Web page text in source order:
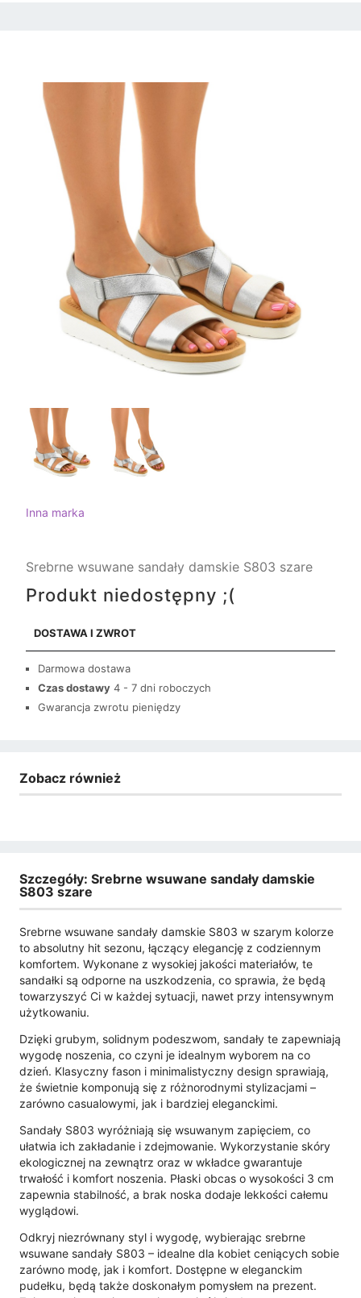
Inna marka
Srebrne wsuwane sandały damskie S803 szare
Produkt niedostępny ;(
DOSTAWA I ZWROT
Darmowa dostawa
Czas dostawy 4 - 7 dni roboczych
Gwarancja zwrotu pieniędzy
Zobacz również
Szczegóły: Srebrne wsuwane sandały damskie
S803 szare
Srebrne wsuwane sandały damskie S803 w szarym kolorze
to absolutny hit sezonu, łączący elegancję z codziennym
komfortem. Wykonane z wysokiej jakości materiałów, te
sandałki są odporne na uszkodzenia, co sprawia, że będą
towarzyszyć Ci w każdej sytuacji, nawet przy intensywnym
użytkowaniu.
Dzięki grubym, solidnym podeszwom, sandały te zapewniają
wygodę noszenia, co czyni je idealnym wyborem na co
dzień. Klasyczny fason i minimalistyczny design sprawiają,
że świetnie komponują się z różnorodnymi stylizacjami –
zarówno casualowymi, jak i bardziej eleganckimi.
Sandały S803 wyróżniają się wsuwanym zapięciem, co
ułatwia ich zakładanie i zdejmowanie. Wykorzystanie skóry
ekologicznej na zewnątrz oraz w wkładce gwarantuje
trwałość i komfort noszenia. Płaski obcas o wysokości 3 cm
zapewnia stabilność, a brak noska dodaje lekkości całemu
wyglądowi.
Odkryj niezrównany styl i wygodę, wybierając srebrne
wsuwane sandały S803 – idealne dla kobiet ceniących sobie
zarówno modę, jak i komfort. Dostępne w eleganckim
pudełku, będą także doskonałym pomysłem na prezent.